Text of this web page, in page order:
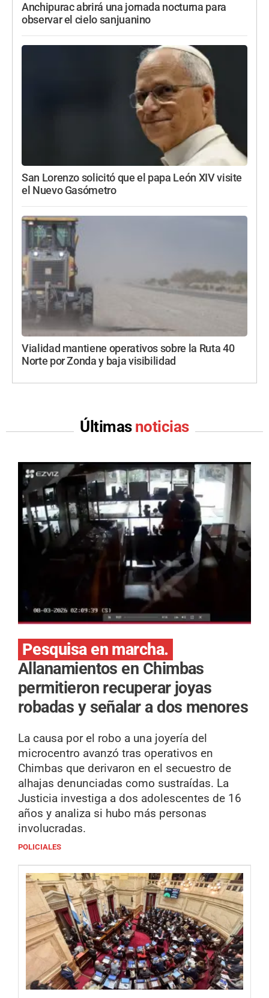
Anchipurac abrirá una jornada nocturna para
observar el cielo sanjuanino
San Lorenzo solicitó que el papa León XIV visite
el Nuevo Gasómetro
Vialidad mantiene operativos sobre la Ruta 40
Norte por Zonda y baja visibilidad
Últimas noticias
Pesquisa en marcha.
Allanamientos en Chimbas
permitieron recuperar joyas
robadas y señalar a dos menores
La causa por el robo a una joyería del
microcentro avanzó tras operativos en
Chimbas que derivaron en el secuestro de
alhajas denunciadas como sustraídas. La
Justicia investiga a dos adolescentes de 16
años y analiza si hubo más personas
involucradas.
POLICIALES